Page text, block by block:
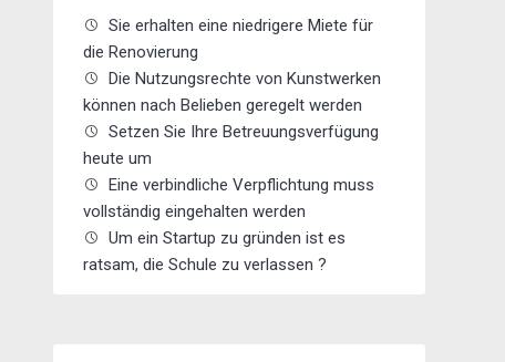
Sie erhalten eine niedrigere Miete für
die Renovierung
Die Nutzungsrechte von Kunstwerken
können nach Belieben geregelt werden
Setzen Sie Ihre Betreuungsverfügung
heute um
Eine verbindliche Verpflichtung muss
vollständig eingehalten werden
Um ein Startup zu gründen ist es
ratsam, die Schule zu verlassen ?